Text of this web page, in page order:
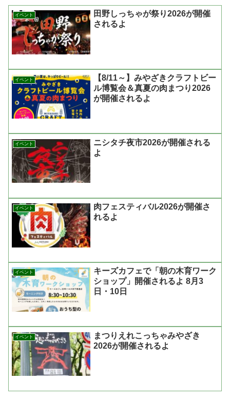
イベント
田野しっちゃが祭り2026が開催
されるよ
イベント
【8/11～】みやざきクラフトビー
ル博覧会＆真夏の肉まつり2026
が開催されるよ
イベント
ニシタチ夜市2026が開催される
よ
イベント
肉フェスティバル2026が開催さ
れるよ
イベント
キーズカフェで「朝の木育ワーク
ショップ」開催されるよ 8月3
日・10日
イベント
まつりえれこっちゃみやざき
2026が開催されるよ